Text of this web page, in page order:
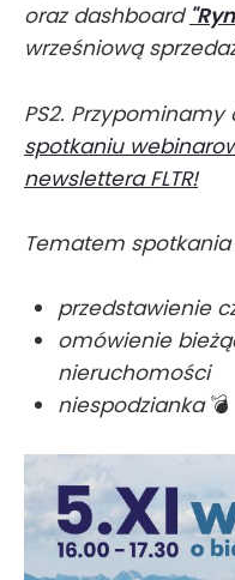
oraz dashboard
wrześniową
PS2. Przypominamy
spotkaniu
newslettera FLTR!
Tematem spotkania
przedstawienie
omówienie
nieruchomości
niespodzianka💣